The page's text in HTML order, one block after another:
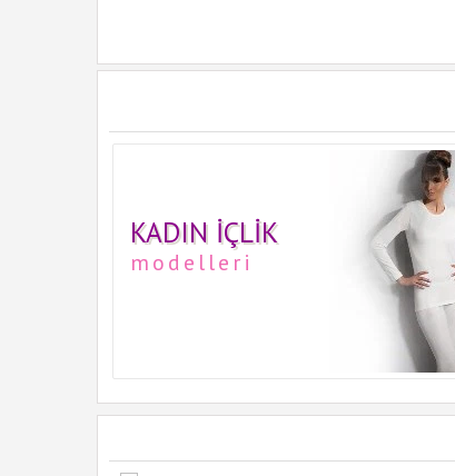
KADIN İÇLIK
modelleri